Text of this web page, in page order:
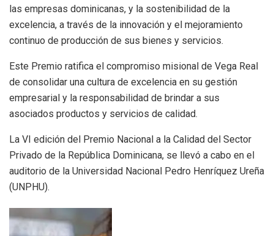
las empresas dominicanas, y la sostenibilidad de la
excelencia, a través de la innovación y el mejoramiento
continuo de producción de sus bienes y servicios.
Este Premio ratifica el compromiso misional de Vega Real
de consolidar una cultura de excelencia en su gestión
empresarial y la responsabilidad de brindar a sus
asociados productos y servicios de calidad.
La VI edición del Premio Nacional a la Calidad del Sector
Privado de la República Dominicana, se llevó a cabo en el
auditorio de la Universidad Nacional Pedro Henríquez Ureña
(UNPHU).